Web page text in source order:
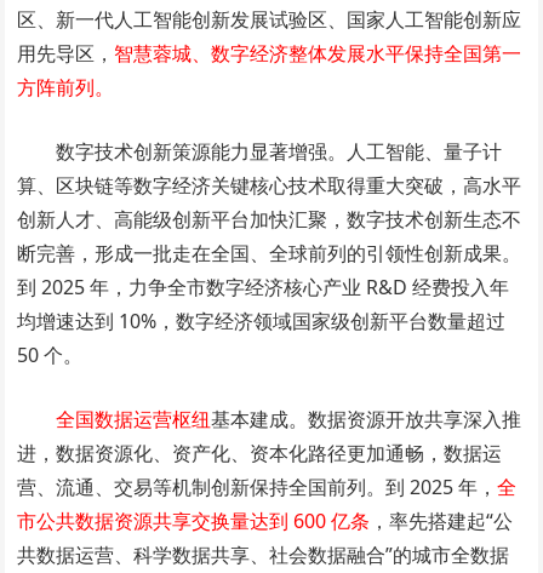
区、新一代人工智能创新发展试验区、国家人工智能创新应
用先导区， 智慧蓉城、数字经济整体发展水平保持全国第一
方阵前列。
数字技术创新策源能力显著增强。人工智能、量子计
算、区块链等数字经济关键核心技术取得重大突破，高水平
创新人才、高能级创新平台加快汇聚，数字技术创新生态不
断完善，形成一批走在全国、全球前列的引领性创新成果。
到 2025 年，力争全市数字经济核心产业 R&D 经费投入年
均增速达到 10%，数字经济领域国家级创新平台数量超过
50 个。
全国数据运营枢纽基本建成。数据资源开放共享深入推
进，数据资源化、资产化、资本化路径更加通畅，数据运
营、流通、交易等机制创新保持全国前列。到 2025 年，全
市公共数据资源共享交换量达到 600 亿条 ，率先搭建起“公
共数据运营、科学数据共享、社会数据融合”的城市全数据